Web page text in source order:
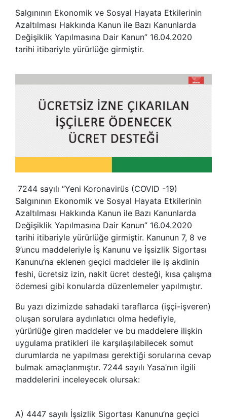
Salgınının Ekonomik ve Sosyal Hayata Etkilerinin
Azaltılması Hakkında Kanun ile Bazı Kanunlarda
Değişiklik Yapılmasına Dair Kanun” 16.04.2020
tarihi itibariyle yürürlüğe girmiştir.
7244 sayılı “Yeni Koronavirüs (COVID -19)
Salgınının Ekonomik ve Sosyal Hayata Etkilerinin
Azaltılması Hakkında Kanun ile Bazı Kanunlarda
Değişiklik Yapılmasına Dair Kanun” 16.04.2020
tarihi itibariyle yürürlüğe girmiştir. Kanunun 7, 8 ve
9’uncu maddeleriyle İş Kanunu ve İşsizlik Sigortası
Kanunu’na eklenen geçici maddeler ile iş akdinin
feshi, ücretsiz izin, nakit ücret desteği, kısa çalışma
ödemesi gibi konularda düzenlemeler yapılmıştır.
Bu yazı dizimizde sahadaki taraflarca (işçi-işveren)
oluşan sorulara aydınlatıcı olma hedefiyle,
yürürlüğe giren maddeler ve bu maddelere ilişkin
uygulama pratikleri ile karşılaşılabilecek somut
durumlarda ne yapılması gerektiği sorularına cevap
bulmak amaçlanmıştır. 7244 sayılı Yasa’nın ilgili
maddelerini inceleyecek olursak:
A) 4447 sayılı İşsizlik Sigortası Kanunu’na geçici